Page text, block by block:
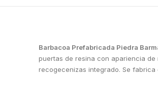
Barbacoa Prefabricada Piedra
puertas de resina con apariencia de
recogecenizas integrado. Se